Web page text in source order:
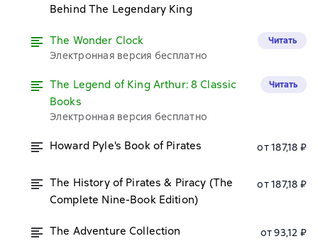
Behind The Legendary King
The Wonder Clock
Электронная версия бесплатно
Читать
The Legend of King Arthur: 8 Classic
Books
Электронная версия бесплатно
Читать
Howard Pyle's Book of Pirates от 187,18 ₽
The History of Pirates & Piracy (The
Complete Nine-Book Edition)
от 187,18 ₽
The Adventure Collection от 93,12 ₽